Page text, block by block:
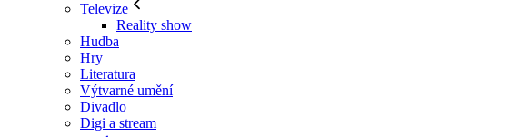
Televize
Reality show
Hudba
Hry
Literatura
Výtvarné umění
Divadlo
Digi a stream